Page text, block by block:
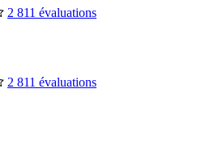
2 811 évaluations
2 811 évaluations